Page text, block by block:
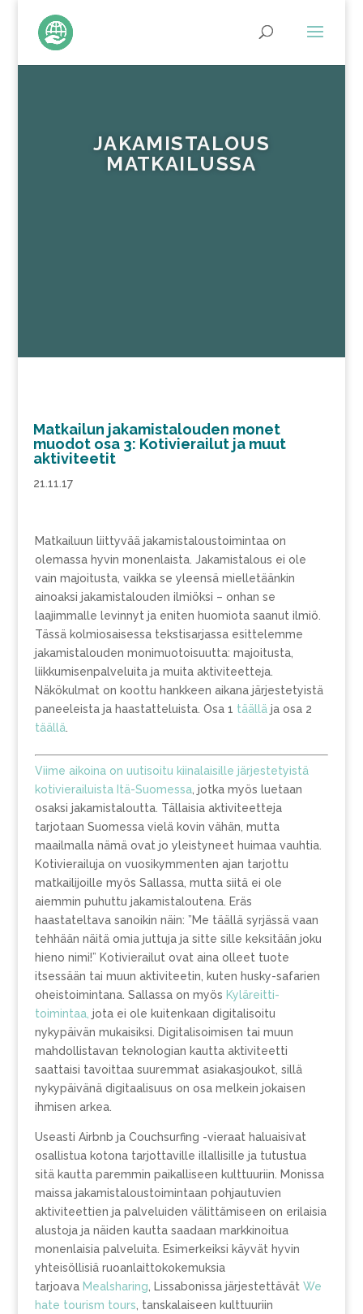
JAKAMISTALOUS
MATKAILUSSA
Matkailun jakamistalouden monet
muodot osa 3: Kotivierailut ja muut
aktiviteetit
21.11.17
Matkailuun liittyvää jakamistaloustoimintaa on
olemassa hyvin monenlaista. Jakamistalous ei ole
vain majoitusta, vaikka se yleensä mielletäänkin
ainoaksi jakamistalouden ilmiöksi – onhan se
laajimmalle levinnyt ja eniten huomiota saanut ilmiö.
Tässä kolmiosaisessa tekstisarjassa esittelemme
jakamistalouden monimuotoisuutta: majoitusta,
liikkumisenpalveluita ja muita aktiviteetteja.
Näkökulmat on koottu hankkeen aikana järjestetyistä
paneeleista ja haastatteluista. Osa 1 täälläja osa 2
täällä.
Viime aikoina on uutisoitu kiinalaisille järjestetyistä
kotivierailuista Itä-Suomessa, jotka myös luetaan
osaksi jakamistaloutta. Tällaisia aktiviteetteja
tarjotaan Suomessa vielä kovin vähän, mutta
maailmalla nämä ovat jo yleistyneet huimaa vauhtia.
Kotivierailuja on vuosikymmenten ajan tarjottu
matkailijoille myös Sallassa, mutta siitä ei ole
aiemmin puhuttu jakamistaloutena. Eräs
haastateltava sanoikin näin: ”Me täällä syrjässä vaan
tehhään näitä omia juttuja ja sitte sille keksitään joku
hieno nimi!” Kotivierailut ovat aina olleet tuote
itsessään tai muun aktiviteetin, kuten husky-safarien
oheistoimintana. Sallassa on myös Kyläreitti-
toimintaa, jota ei ole kuitenkaan digitalisoitu
nykypäivän mukaisiksi. Digitalisoimisen tai muun
mahdollistavan teknologian kautta aktiviteetti
saattaisi tavoittaa suuremmat asiakasjoukot, sillä
nykypäivänä digitaalisuus on osa melkein jokaisen
ihmisen arkea.
Useasti Airbnb ja Couchsurfing -vieraat haluaisivat
osallistua kotona tarjottaville illallisille ja tutustua
sitä kautta paremmin paikalliseen kulttuuriin. Monissa
maissa jakamistaloustoimintaan pohjautuvien
aktiviteettien ja palveluiden välittämiseen on erilaisia
alustoja ja näiden kautta saadaan markkinoitua
monenlaisia palveluita. Esimerkeiksi käyvät hyvin
yhteisöllisiä ruoanlaittokokemuksia
tarjoava Mealsharing , Lissabonissa järjestettävät We
hate tourism tours , tanskalaiseen kulttuuriin